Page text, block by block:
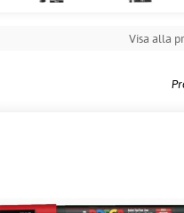
Visa alla